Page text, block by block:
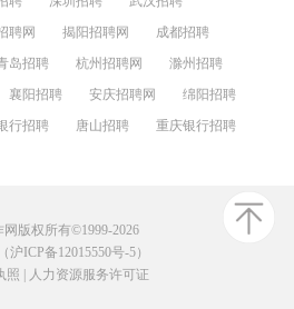
聘网 揭阳招聘网
成都招聘
岛招聘 杭州招聘网
滁州招聘
襄阳招聘 安庆招聘网
绵阳招聘
行招聘 唐山招聘
重庆银行招聘
网版权所有©1999-2026
沪ICP备12015550号-5）
照
人力资源服务许可证